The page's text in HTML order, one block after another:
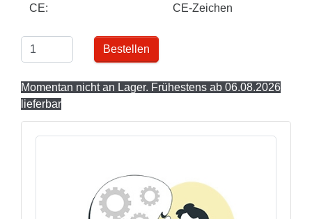
CE: CE-Zeichen
Bestellen
Momentan nicht an Lager. Frühestens ab 06.08.2026
lieferbar